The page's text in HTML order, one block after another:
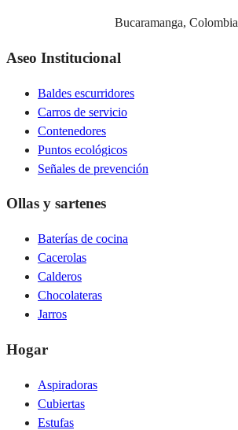
Bucaramanga, Colombia
Aseo Institucional
Baldes escurridores
Carros de servicio
Contenedores
Puntos ecológicos
Señales de prevención
Ollas y sartenes
Baterías de cocina
Cacerolas
Calderos
Chocolateras
Jarros
Hogar
Aspiradoras
Cubiertas
Estufas